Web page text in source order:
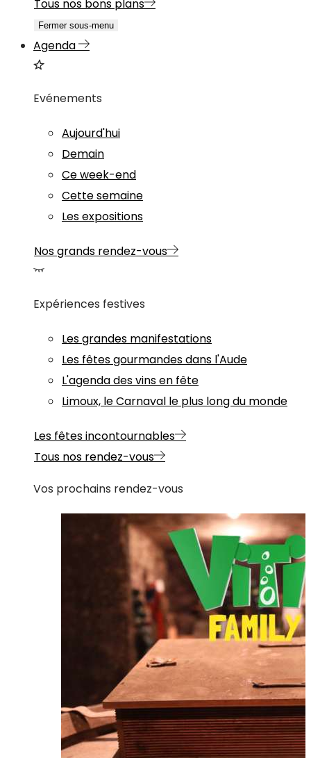
Tous nos bons plans
Fermer sous-menu
Agenda
Evénements
Aujourd'hui
Demain
Ce week-end
Cette semaine
Les expositions
Nos grands rendez-vous
Expériences festives
Les grandes manifestations
Les fêtes gourmandes dans l'Aude
L'agenda des vins en fête
Limoux, le Carnaval le plus long du monde
Les fêtes incontournables
Tous nos rendez-vous
Vos prochains rendez-vous